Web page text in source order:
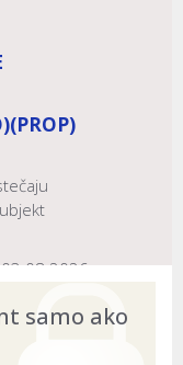
(PROP)
03.08.2026
samo ako